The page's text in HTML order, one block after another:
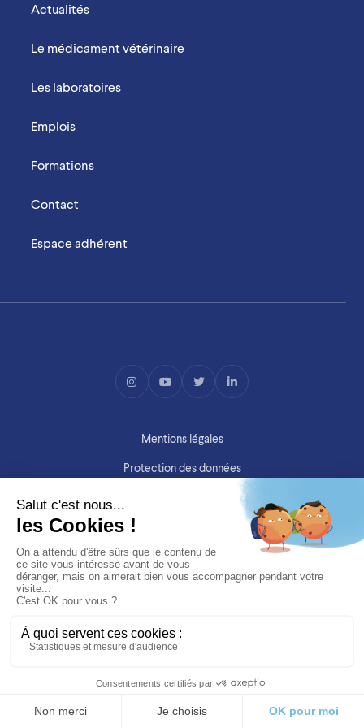
Actualités
Le médicament vétérinaire
Les laboratoires
Emplois
Formations
Contact
Espace adhérent
Mentions légales
Protection des données